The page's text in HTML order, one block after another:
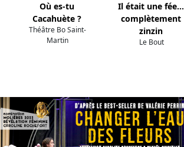
Où es-tu
Cacahuète ?
Théâtre Bo Saint-
Martin
Il était une fée...
complètement
zinzin
Le Bout